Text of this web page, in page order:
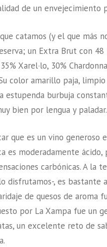
de un envejecimiento
catamos (y el que más
un Extra Brut con
Xarel·lo, 30%
color amarillo paja,
estupenda burbuja
bien por lengua y paladar.
que es un vino generoso
es moderadamente ácido,
carbónicas. A la
disfrutamos-, es bastante
de quesos de aroma
por La Xampa fue un
un excelente reto de